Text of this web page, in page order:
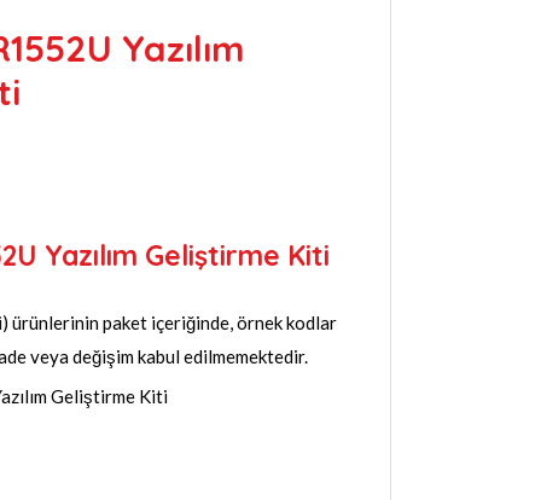
Yazılım
Yazılım Geliştirme Kiti
ürünlerinin paket içeriğinde, örnek kodlar
veya değişim kabul edilmemektedir.
Geliştirme Kiti